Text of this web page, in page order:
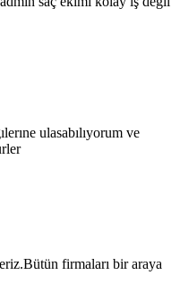
ulasabılıyorum ve
firmaları bir araya